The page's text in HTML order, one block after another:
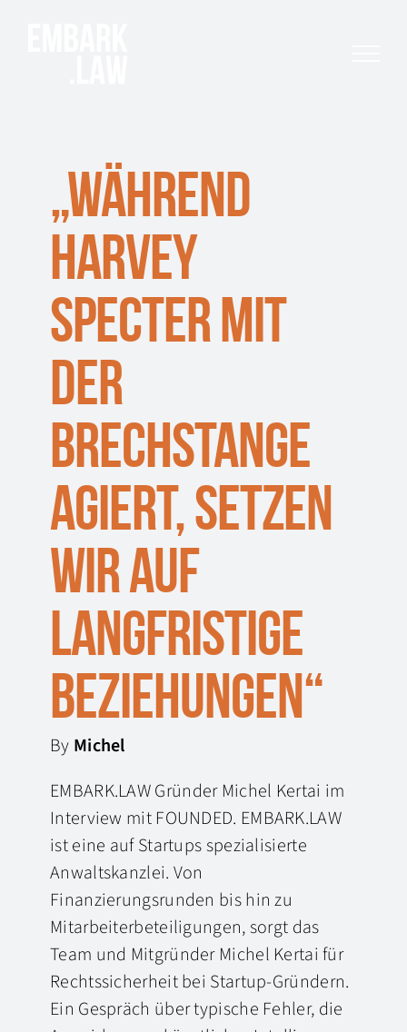
„Während
Harvey
Specter mit
der
Brechstange
agiert, setzen
wir auf
langfristige
Beziehungen“
By Michel
EMBARK.LAW Gründer Michel Kertai im
Interview mit FOUNDED. EMBARK.LAW
ist eine auf Startups spezialisierte
Anwaltskanzlei. Von
Finanzierungsrunden bis hin zu
Mitarbeiterbeteiligungen, sorgt das
Team und Mitgründer Michel Kertai für
Rechtssicherheit bei Startup-Gründern.
Ein Gespräch über typische Fehler, die